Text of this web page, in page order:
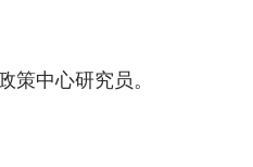
策中心研究员。